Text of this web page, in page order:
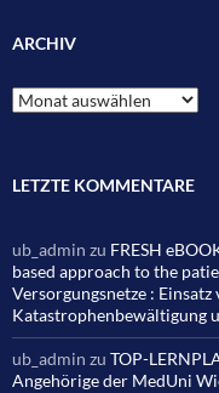
ARCHIV
Archiv
LETZTE KOMMENTARE
ub_admin zu FRESH
based approach to the
Versorgungsnetze :
Katastrophenbewältigung
ub_admin zu TOP-
Angehörige der MedUni